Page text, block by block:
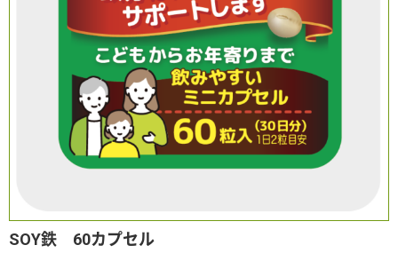
SOY鉄 60カプセル